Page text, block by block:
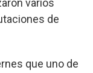
varios
de
que uno de